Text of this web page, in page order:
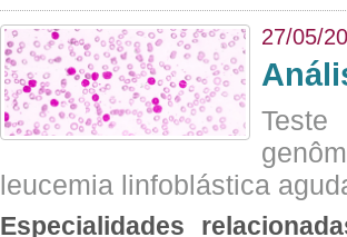
27/05/
leucemia linfoblástica
Especialidades